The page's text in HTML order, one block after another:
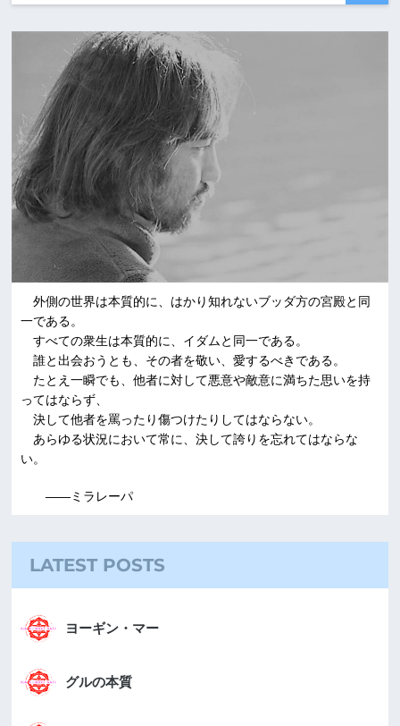
外側の世界は本質的に、はかり知れないブッダ方の宮殿と同
一である。
すべての衆生は本質的に、イダムと同一である。
誰と出会おうとも、その者を敬い、愛するべきである。
たとえ一瞬でも、他者に対して悪意や敵意に満ちた思いを持
ってはならず、
決して他者を罵ったり傷つけたりしてはならない。
あらゆる状況において常に、決して誇りを忘れてはならな
い。
――ミラレーパ
LATEST POSTS
ヨーギン・マー
グルの本質